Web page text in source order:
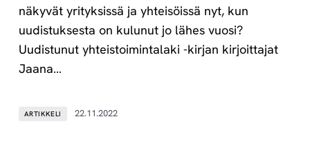
näkyvät yrityksissä ja yhteisöissä nyt, kun
uudistuksesta on kulunut jo lähes vuosi?
Uudistunut yhteistoimintalaki -kirjan kirjoittajat
Jaana…
ARTIKKELI 22.11.2022